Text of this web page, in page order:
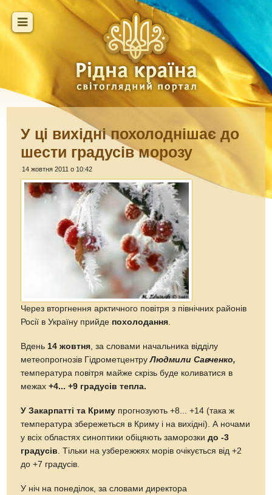
У ці вихідні похолоднішає до
шести градусів морозу
14 жовтня 2011 о 10:42
Через вторгнення арктичного повітря з північних районів
Росії в Україну прийде похолодання
Вдень 14 жовтня , за словами начальника відділу
метеопрогнозів ГідрометцентруЛюдмили Савченко,
температура повітря майже скрізь буде коливатися в
межах+4... +9 градусів тепла.
У Закарпатті та Криму прогнозують +8... +14 (така ж
температура збережеться в Криму і на вихідні). А ночами
у всіх областях синоптики обіцяють заморозкидо -3
градусів . Тільки на узбережжях морів очікується від +2
до +7 градусів.
У ніч на понеділок, за словами директора